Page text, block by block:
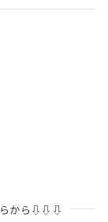
らから⇩⇩⇩